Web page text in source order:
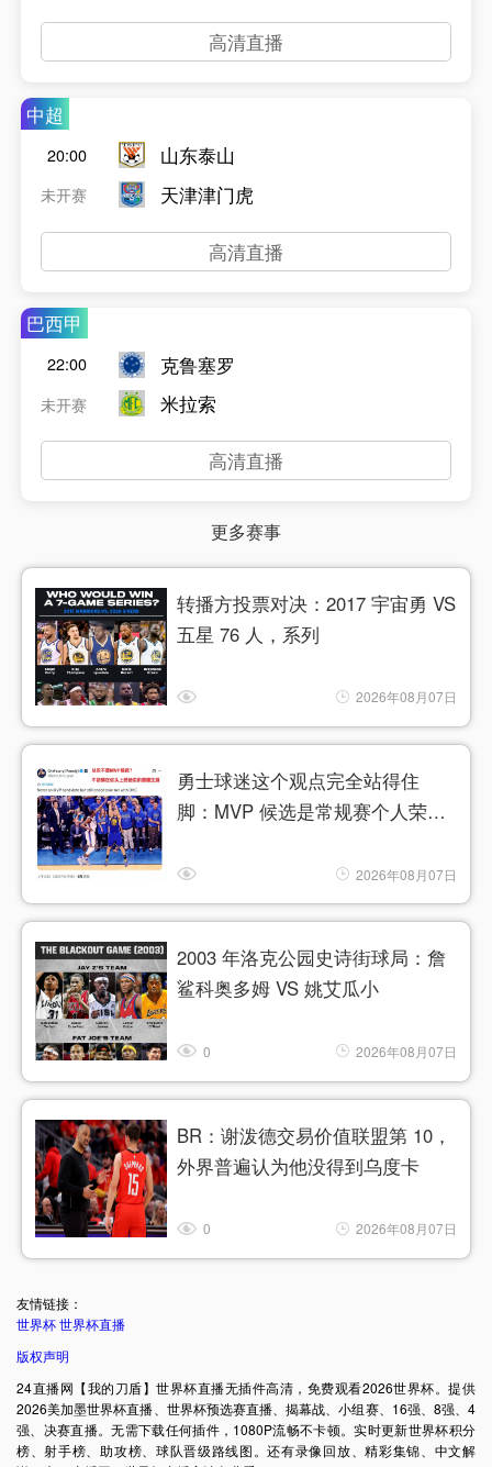
高清直播
中超
20:00
未开赛
山东泰山
天津津门虎
高清直播
巴西甲
22:00
未开赛
克鲁塞罗
米拉索
高清直播
更多赛事
转播方投票对决：2017 宇宙勇 VS
五星 76 人，系列
2026年08月07日
勇士球迷这个观点完全站得住
脚：MVP 候选是常规赛个人荣
2026年08月07日
2003 年洛克公园史诗街球局：詹
鲨科奥多姆 VS 姚艾瓜小
0 2026年08月07日
BR：谢泼德交易价值联盟第 10，
外界普遍认为他没得到乌度卡
0 2026年08月07日
友情链接：
世界杯世界杯直播
版权声明
24直播网【我的刀盾】世界杯直播无插件高清，免费观看2026世界杯。提供
2026美加墨世界杯直播、世界杯预选赛直播、揭幕战、小组赛、16强、8强、4
强、决赛直播。无需下载任何插件，1080P流畅不卡顿。实时更新世界杯积分
榜、射手榜、助攻榜、球队晋级路线图。还有录像回放、精彩集锦、中文解